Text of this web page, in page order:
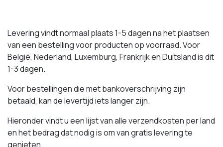
Levering vindt normaal plaats 1-5 dagen na het plaatsen
van een bestelling voor producten op voorraad. Voor
België, Nederland, Luxemburg, Frankrijk en Duitsland is dit
1-3 dagen.
Voor bestellingen die met bankoverschrijving zijn
betaald, kan de levertijd iets langer zijn.
Hieronder vindt u een lijst van alle verzendkosten per land
en het bedrag dat nodig is om van gratis levering te
genieten.